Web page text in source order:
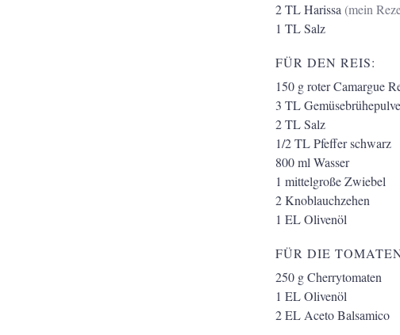
2TLHarissa (mein
1 TLSalz
FÜR DEN REIS:
150 groter Camargue
3 TL
2TLSalz
1/2TLPfeffer schwarz
800ml Wasser
1 mittelgroße Zwiebel
2Knoblauchzehen
1 ELOlivenöl
FÜR DIE
250 gCherrytomaten
1 EL Olivenöl
2EL Aceto Balsamico